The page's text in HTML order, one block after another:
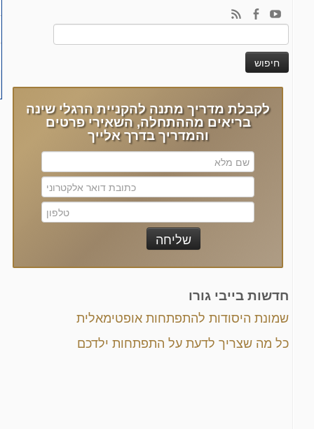
לקבלת מדריך מתנה להקניית הרגלי שינה
בריאים מההתחלה, השאירי פרטים
והמדריך בדרך אלייך
חדשות בייבי גורו
שמונת היסודות להתפתחות אופטימאלית
כל מה שצריך לדעת על התפתחות ילדכם